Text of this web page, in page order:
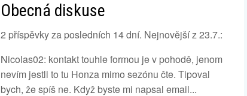
Obecná diskuse
2 příspěvky za posledních 14 dní. Nejnovější z 23.7.:
Nicolas02: kontakt touhle formou je v pohodě, jenom
nevím jestli to tu Honza mimo sezónu čte. Tipoval
bych, že spíš ne. Když byste mi napsal email...